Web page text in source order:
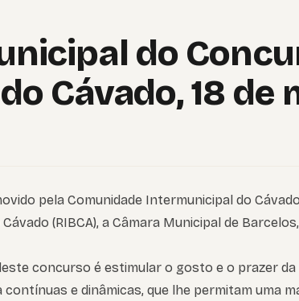
do
Cávado, 18 de
pela Comunidade Intermunicipal do
(RIBCA), a Câmara Municipal de
concurso é estimular o gosto e o prazer
e dinâmicas, que lhe permitam uma